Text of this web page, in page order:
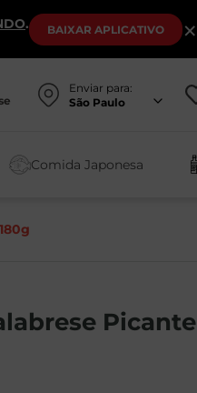
. BAIXAR APLICATIVO ×
Enviar para:
São Paulo
Comida Japonesa
Picante